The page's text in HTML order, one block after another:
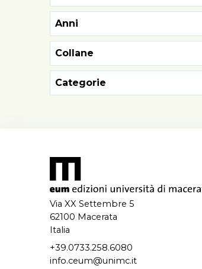
Anni
Collane
Categorie
Via XX Settembre 5
62100 Macerata
Italia
+39.0733.258.6080
info.ceum@unimc.it